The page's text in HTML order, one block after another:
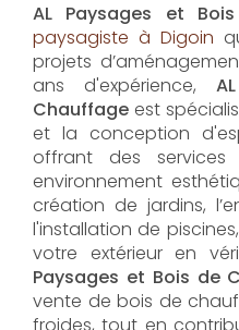
AL Paysages et
paysagiste à Digoin
projets
ans d'expérience,
Chauffage est
et la conception
offrant des
environnement
création de jardins,
l'installation de
votre extérieur en
Paysages et Bois de
vente de bois de